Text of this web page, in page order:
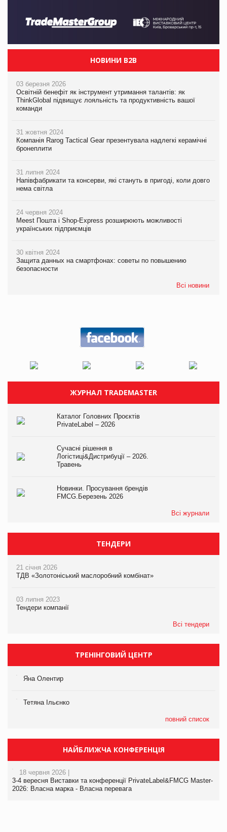
НОВИНИ B2B
03 березня 2026
Освітній бенефіт як інструмент утримання талантів: як
ThinkGlobal підвищує лояльність та продуктивність вашої
команди
31 жовтня 2024
Компанія Rarog Tactical Gear презентувала надлегкі керамічні
бронеплити
31 липня 2024
Напівфабрикати та консерви, які стануть в пригоді, коли довго
нема світла
24 червня 2024
Meest Пошта і Shop-Express розширюють можливості
українських підприємців
30 квітня 2024
Защита данных на смартфонах: советы по повышению
безопасности
Всі новини
ЖУРНАЛ TRADEMASTER
Каталог Головних Проєктів
PrivateLabel – 2026
Сучасні рішення в
Логістиці&Дистрибуції – 2026.
Травень
Новинки. Просування брендів
FMCG.Березень 2026
Всі журнали
ТЕНДЕРИ
21 січня 2026
ТДВ «Золотоніський маслоробний комбінат»
03 липня 2023
Тендери компанії
Всі тендери
ТРЕНІНГОВИЙ ЦЕНТР
Яна Олентир
Тетяна Ільєнко
повний список
НАЙБЛИЖЧА КОНФЕРЕНЦІЯ
18 червня 2026 |
3-4 вересня Виставки та конференції PrivateLabel&FMCG Master-
2026: Власна марка - Власна перевага